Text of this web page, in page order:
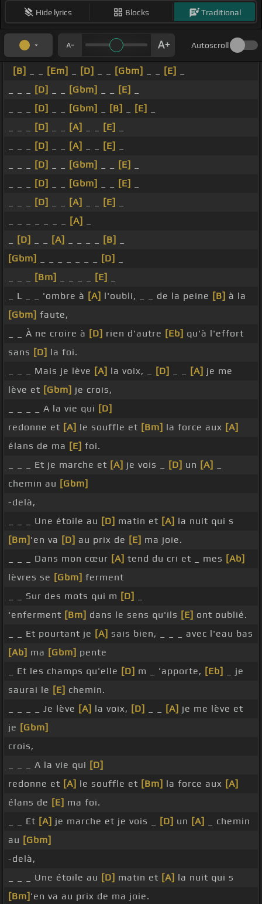
Hide lyrics Blocks Traditional
Autoscroll
[B] [Em] [D] [Gbm] [E]
[D] [Gbm] [E]
[D] [Gbm] [B] [E]
[D] [A] [E]
[D] [A] [E]
[D] [Gbm] [E]
[D] [Gbm] [E]
[D] [A] [E]
[A]
[D] [A] [B]
[Gbm]
[D]
[Bm] [E]
_ L _ _ 'ombre à [A] l'oubli, _ _ de la peine [B] à la
[Gbm] faute,
_ _ À ne croire à [D] rien d'autre [Eb] qu'à l'effort
sans [D] la foi.
_ _ _ Mais je lève [A] la voix, _ [D] [A] je me
lève et [Gbm] je crois,
_ _ _ _ A la vie qui [D]
redonne et [A] le souffle et [Bm] la force aux [A]
élans de ma [E] foi.
_ _ _ Et je marche et [A] je vois _ [D] un [A]
chemin au [Gbm]
-delà,
_ _ _ Une étoile au [D] matin et [A] la nuit qui s
[Bm] 'en va [D] au prix de [E] ma joie.
_ _ _ Dans mon cœur [A] tend du cri et _ mes [Ab]
lèvres se [Gbm] ferment
_ _ Sur des mots qui m [D]
'enferment [Bm] dans le sens qu'ils [E] ont oublié.
_ _ Et pourtant je [A] sais bien, _ _ _ avec l'eau bas
[Ab] ma [Gbm] pente
_ Et les champs qu'elle [D] m _ 'apporte, [Eb]
_ je
saurai le [E] chemin.
_ _ _ _ Je lève [A] la voix, [D] [A] je me lève et
je [Gbm]
crois,
_ _ _ A la vie qui [D]
redonne et [A] le souffle et [Bm] la force aux [A]
élans de [E] ma foi.
_ _ Et [A] je marche et je vois _ [D] un [A]
_ chemin
au [Gbm]
-delà,
_ _ _ Une étoile au [D] matin et [A] la nuit qui s
[Bm] 'en va au prix de ma joie.